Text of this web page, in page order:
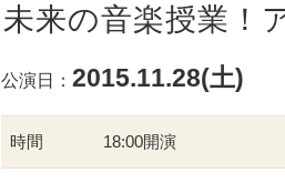
未来の音楽授業！
公演日： 2015.11.28(土)
時間 18:00開演